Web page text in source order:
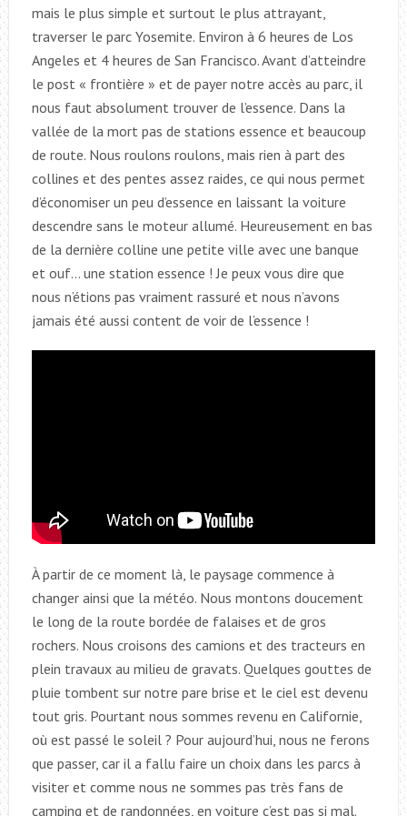
mais le plus simple et surtout le plus attrayant,
traverser le parc Yosemite. Environ à 6 heures de Los
Angeles et 4 heures de San Francisco. Avant d’atteindre
le post « frontière » et de payer notre accès au parc, il
nous faut absolument trouver de l’essence. Dans la
vallée de la mort pas de stations essence et beaucoup
de route. Nous roulons roulons, mais rien à part des
collines et des pentes assez raides, ce qui nous permet
d’économiser un peu d’essence en laissant la voiture
descendre sans le moteur allumé. Heureusement en bas
de la dernière colline une petite ville avec une banque
et ouf… une station essence ! Je peux vous dire que
nous n’étions pas vraiment rassuré et nous n’avons
jamais été aussi content de voir de l’essence !
À partir de ce moment là, le paysage commence à
changer ainsi que la météo. Nous montons doucement
le long de la route bordée de falaises et de gros
rochers. Nous croisons des camions et des tracteurs en
plein travaux au milieu de gravats. Quelques gouttes de
pluie tombent sur notre pare brise et le ciel est devenu
tout gris. Pourtant nous sommes revenu en Californie,
où est passé le soleil ? Pour aujourd’hui, nous ne ferons
que passer, car il a fallu faire un choix dans les parcs à
visiter et comme nous ne sommes pas très fans de
camping et de randonnées, en voiture c’est pas si mal.